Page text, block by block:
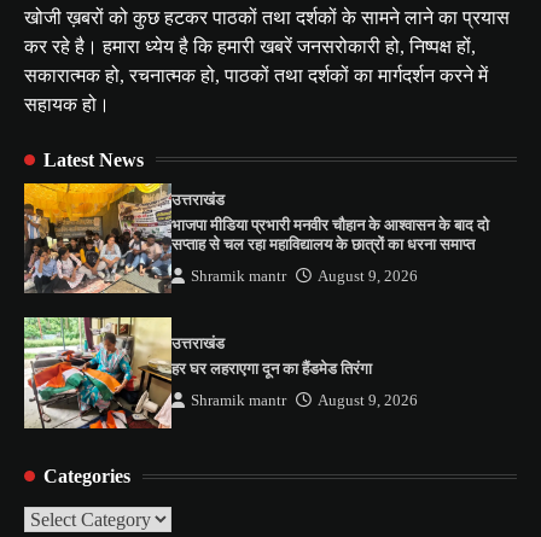
खोजी ख़बरों को कुछ हटकर पाठकों तथा दर्शकों के सामने लाने का प्रयास
कर रहे है। हमारा ध्येय है कि हमारी खबरें जनसरोकारी हो, निष्पक्ष हों,
सकारात्मक हो, रचनात्मक हो, पाठकों तथा दर्शकों का मार्गदर्शन करने में
सहायक हो।
Latest News
उत्तराखंड
भाजपा मीडिया प्रभारी मनवीर चौहान के आश्वासन के बाद दो
सप्ताह से चल रहा महाविद्यालय के छात्रों का धरना समाप्त
Shramik mantr August 9, 2026
उत्तराखंड
हर घर लहराएगा दून का हैंडमेड तिरंगा
Shramik mantr August 9, 2026
Categories
Categories